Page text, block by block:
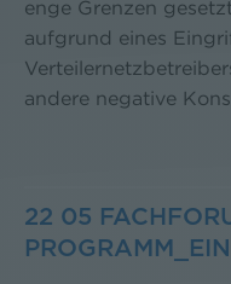
enge Grenzen
aufgrund eines
andere negative
22 05